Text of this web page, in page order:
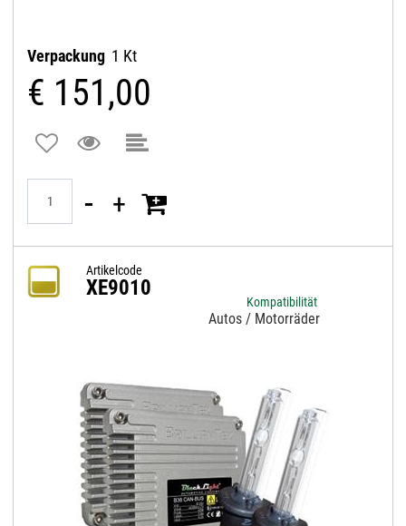
Verpackung 1 Kt
€ 151,00
Artikelcode
XE9010
Kompatibilität
Autos / Motorräder